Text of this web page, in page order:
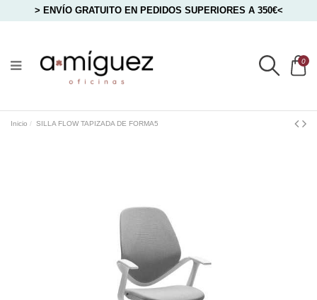
> ENVÍO GRATUITO EN PEDIDOS SUPERIORES A 350€<
0
Inicio SILLA FLOW TAPIZADA DE FORMA5